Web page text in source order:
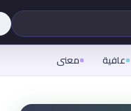
عافية معنى